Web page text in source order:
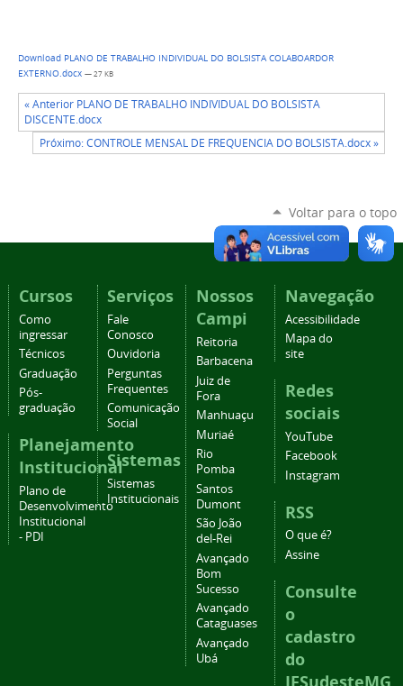
Download PLANO DE TRABALHO INDIVIDUAL DO BOLSISTA COLABOARDOR
EXTERNO.docx — 27 KB
« Anterior PLANO DE TRABALHO INDIVIDUAL DO BOLSISTA
DISCENTE.docx
Próximo: CONTROLE MENSAL DE FREQUENCIA DO BOLSISTA.docx »
Voltar para o topo
Cursos
Como
ingressar
Técnicos
Graduação
Pós-
graduação
Planejamento
Institucional
Plano de
Desenvolvimento
Institucional
- PDI
Serviços
Fale
Conosco
Ouvidoria
Perguntas
Frequentes
Comunicação
Social
Sistemas
Sistemas
Institucionais
Nossos
Campi
Reitoria
Barbacena
Juiz de
Fora
Manhuaçu
Muriaé
Rio
Pomba
Santos
Dumont
São João
del-Rei
Avançado
Bom
Sucesso
Avançado
Cataguases
Avançado
Ubá
Navegação
Acessibilidade
Mapa do
site
Redes
sociais
YouTube
Facebook
Instagram
RSS
O que é?
Assine
Consulte
o
cadastro
do